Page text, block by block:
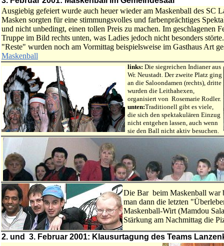
Ausgiebig gefeiert wurde auch heuer wieder am Maskenball des SC
Masken sorgten für eine stimmungsvolles und farbenprächtiges
und nicht unbedingt, einen tollen Preis zu machen. Im geschlagenen
Truppe im Bild rechts unten, was Ladies jedoch nicht besonders
"Reste" wurden noch am Vormittag beispielsweise im Gasthaus
Maskenball
links: Die siegreichen Indianer aus
Wr. Neustadt. Der zweite Platz ging
an die Saloondamen (rechts), dritte
wurden die Leithahexen,
organisiert von Rosemarie Rodler.
unten:Traditionell gibt es viele,
die sich den spektakulären Einzug
nicht entgehen lassen, auch wenn
sie den Ball nicht aktiv besuchen.
Die Bar beim Maskenball war
man dann die letzten
Maskenball-Wirt (Mamdou
Stärkung am Nachmittag die
2. und 3. Februar 2001: Klausurtagung des Teams